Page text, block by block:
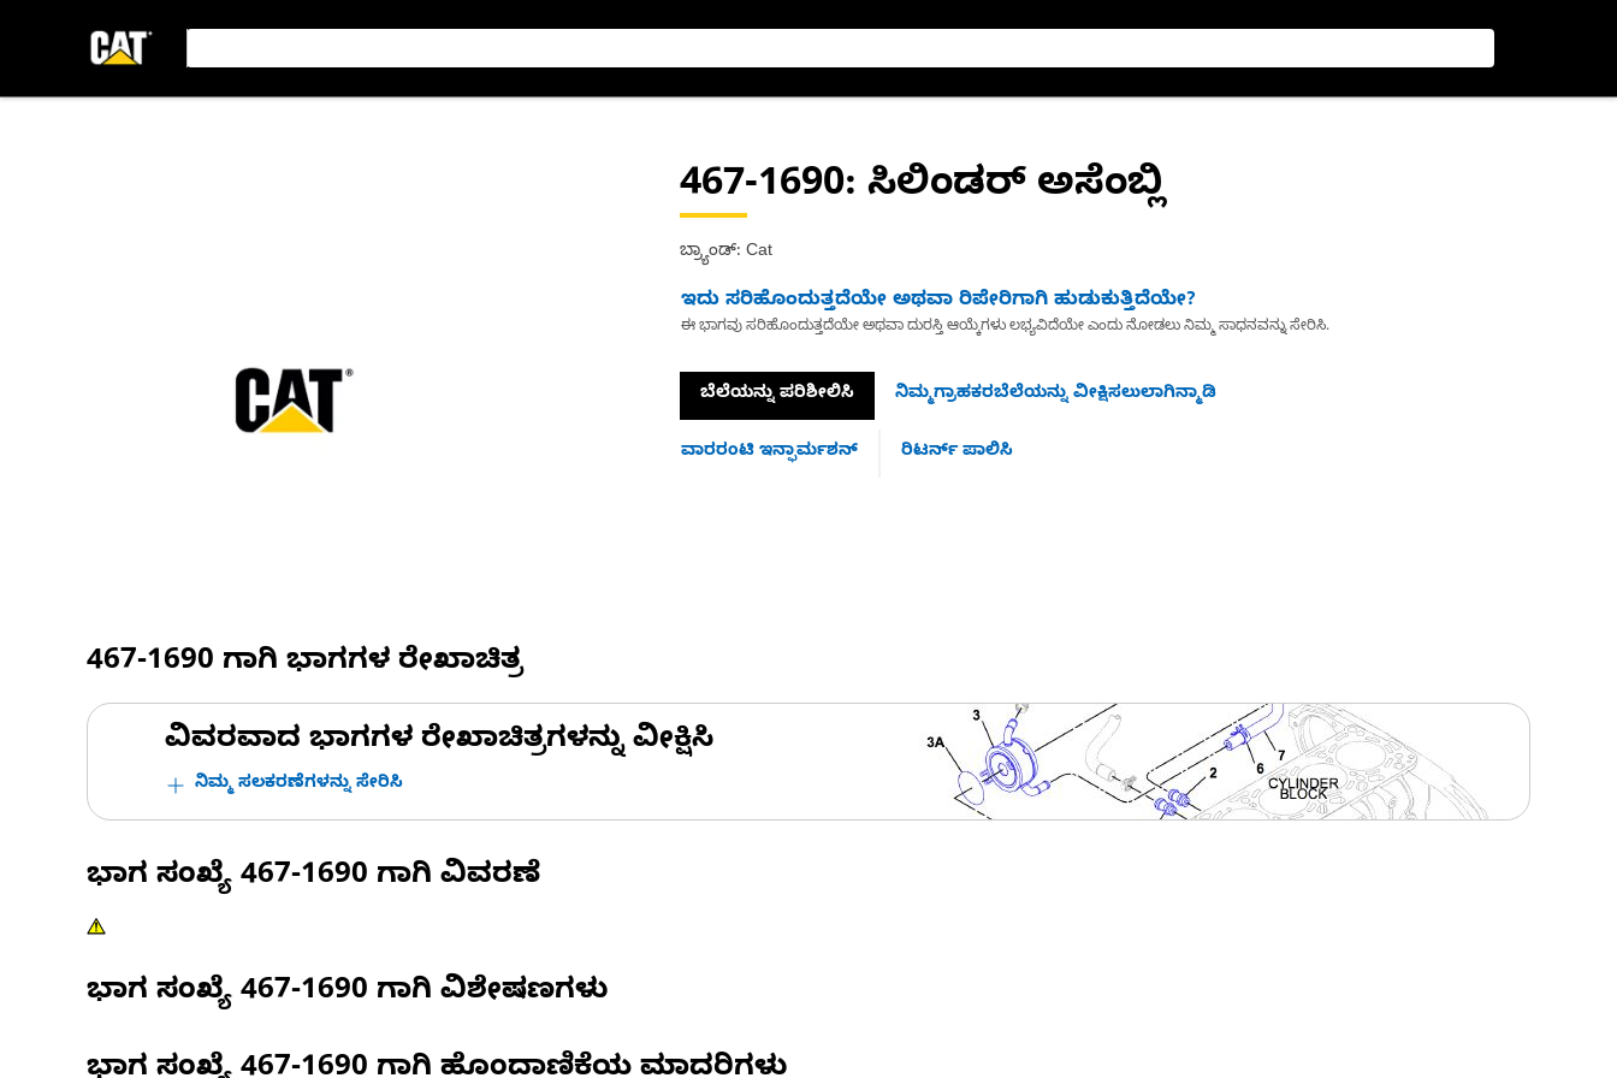
467-1690: ಸಿಲಿಂಡರ್ ಅಸೆಂಬ್ಲಿ
ಬ್ರ್ಯಾಂಡ್: Cat
ಇದು ಸರಿಹೊಂದುತ್ತದೆಯೇ ಅಥವಾ ರಿಪೇರಿಗಾಗಿ ಹುಡುಕುತ್ತಿದೆಯೇ?
ಈ ಭಾಗವು ಸರಿಹೊಂದುತ್ತದೆಯೇ ಅಥವಾ ದುರಸ್ತಿ ಆಯ್ಕೆಗಳು ಲಭ್ಯವಿದೆಯೇ ಎಂದು ನೋಡಲು ನಿಮ್ಮ ಸಾಧನವನ್ನು ಸೇರಿಸಿ.
ಬೆಲೆಯನ್ನು ಪರಿಶೀಲಿಸಿ ನಿಮ್ಮಗ್ರಾಹಕರಬೆಲೆಯನ್ನು ವೀಕ್ಷಿಸಲುಲಾಗಿನ್ಮಾಡಿ
ವಾರರಂಟಿ ಇನ್ಫಾರ್ಮಶನ್ ರಿಟರ್ನ್ ಪಾಲಿಸಿ
467-1690 ಗಾಗಿ ಭಾಗಗಳ ರೇಖಾಚಿತ್ರ
ವಿವರವಾದ ಭಾಗಗಳ ರೇಖಾಚಿತ್ರಗಳನ್ನು ವೀಕ್ಷಿಸಿ
ನಿಮ್ಮ ಸಲಕರಣೆಗಳನ್ನು ಸೇರಿಸಿ
ಭಾಗ ಸಂಖ್ಯೆ 467-1690 ಗಾಗಿ ವಿವರಣೆ
ಭಾಗ ಸಂಖ್ಯೆ 467-1690 ಗಾಗಿ ವಿಶೇಷಣಗಳು